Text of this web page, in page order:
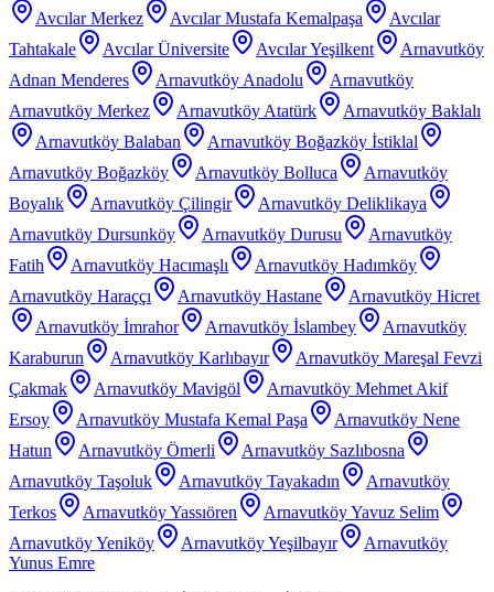
Avcılar Merkez Avcılar Mustafa Kemalpaşa
Avcılar
Tahtakale
Avcılar Üniversite Avcılar Yeşilkent
Arnavutköy
Adnan Menderes
Arnavutköy Anadolu
Arnavutköy
Arnavutköy Merkez
Arnavutköy Atatürk
Arnavutköy Baklalı
Arnavutköy Balaban
Arnavutköy Boğazköy İstiklal
Arnavutköy Boğazköy
Arnavutköy Bolluca
Arnavutköy
Boyalık
Arnavutköy Çilingir
Arnavutköy Deliklikaya
Arnavutköy Dursunköy
Arnavutköy Durusu
Arnavutköy
Fatih
Arnavutköy Hacımaşlı
Arnavutköy Hadımköy
Arnavutköy Haraççı
Arnavutköy Hastane
Arnavutköy Hicret
Arnavutköy İmrahor
Arnavutköy İslambey
Arnavutköy
Karaburun
Arnavutköy Karlıbayır
Arnavutköy Mareşal Fevzi
Çakmak
Arnavutköy Mavigöl
Arnavutköy Mehmet Akif
Ersoy
Arnavutköy Mustafa Kemal Paşa
Arnavutköy Nene
Hatun
Arnavutköy Ömerli
Arnavutköy Sazlıbosna
Arnavutköy Taşoluk
Arnavutköy Tayakadın
Arnavutköy
Terkos
Arnavutköy Yassıören
Arnavutköy Yavuz Selim
Arnavutköy Yeniköy
Arnavutköy Yeşilbayır
Arnavutköy
Yunus Emre